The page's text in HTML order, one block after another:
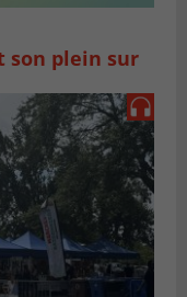
son plein sur